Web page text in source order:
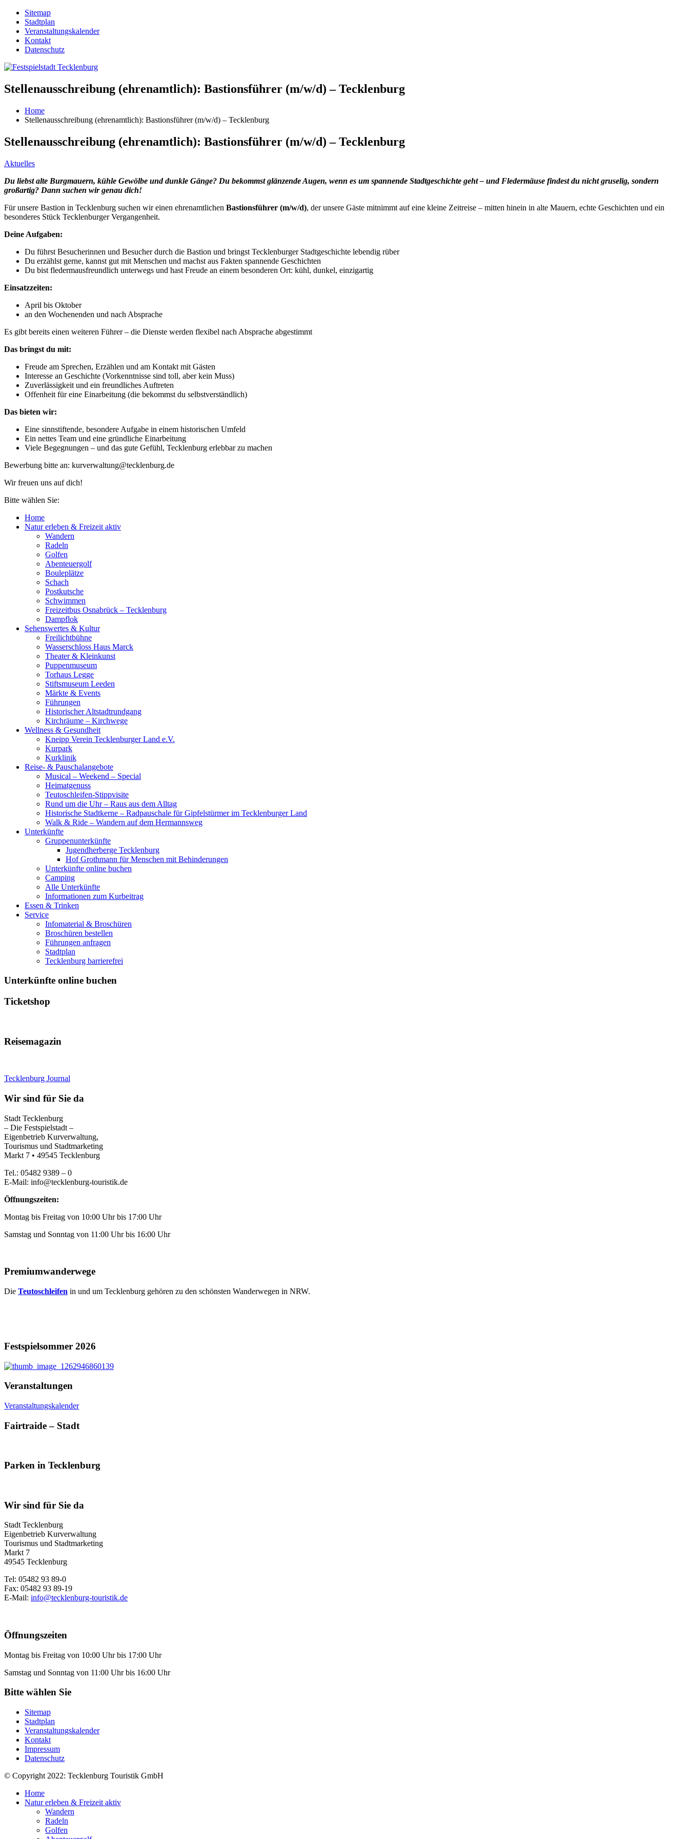
Sitemap
Stadtplan
Veranstaltungskalender
Kontakt
Datenschutz
Stellenausschreibung (ehrenamtlich): Bastionsführer (m/w/d) – Tecklenburg
Home
Stellenausschreibung (ehrenamtlich): Bastionsführer (m/w/d) – Tecklenburg
Stellenausschreibung (ehrenamtlich): Bastionsführer (m/w/d) – Tecklenburg
Aktuelles
Du liebst alte Burgmauern, kühle Gewölbe und dunkle Gänge? Du bekommst glänzende Augen, wenn es um spannende Stadtgeschichte geht – und Fledermäuse findest du nicht gruselig, sondern
großartig? Dann suchen wir genau dich!
Für unsere Bastion in Tecklenburg suchen wir einen ehrenamtlichen Bastionsführer (m/w/d), der unsere Gäste mitnimmt auf eine kleine Zeitreise – mitten hinein in alte Mauern, echte Geschichten und ein
besonderes Stück Tecklenburger Vergangenheit.
Deine Aufgaben:
Du führst Besucherinnen und Besucher durch die Bastion und bringst Tecklenburger Stadtgeschichte lebendig rüber
Du erzählst gerne, kannst gut mit Menschen und machst aus Fakten spannende Geschichten
Du bist fledermausfreundlich unterwegs und hast Freude an einem besonderen Ort: kühl, dunkel, einzigartig
Einsatzzeiten:
April bis Oktober
an den Wochenenden und nach Absprache
Es gibt bereits einen weiteren Führer – die Dienste werden flexibel nach Absprache abgestimmt
Das bringst du mit:
Freude am Sprechen, Erzählen und am Kontakt mit Gästen
Interesse an Geschichte (Vorkenntnisse sind toll, aber kein Muss)
Zuverlässigkeit und ein freundliches Auftreten
Offenheit für eine Einarbeitung (die bekommst du selbstverständlich)
Das bieten wir:
Eine sinnstiftende, besondere Aufgabe in einem historischen Umfeld
Ein nettes Team und eine gründliche Einarbeitung
Viele Begegnungen – und das gute Gefühl, Tecklenburg erlebbar zu machen
Bewerbung bitte an: kurverwaltung@tecklenburg.de
Wir freuen uns auf dich!
Bitte wählen Sie:
Home
Natur erleben & Freizeit aktiv
Wandern
Radeln
Golfen
Abenteuergolf
Bouleplätze
Schach
Postkutsche
Schwimmen
Freizeitbus Osnabrück – Tecklenburg
Dampflok
Sehenswertes & Kultur
Freilichtbühne
Wasserschloss Haus Marck
Theater & Kleinkunst
Puppenmuseum
Torhaus Legge
Stiftsmuseum Leeden
Märkte & Events
Führungen
Historischer Altstadtrundgang
Kirchräume – Kirchwege
Wellness & Gesundheit
Kneipp Verein Tecklenburger Land e.V.
Kurpark
Kurklinik
Reise- & Pauschalangebote
Musical – Weekend – Special
Heimatgenuss
Teutoschleifen-Stippvisite
Rund um die Uhr – Raus aus dem Alltag
Historische Stadtkerne – Radpauschale für Gipfelstürmer im Tecklenburger Land
Walk & Ride – Wandern auf dem Hermannsweg
Unterkünfte
Gruppenunterkünfte
Jugendherberge Tecklenburg
Hof Grothmann für Menschen mit Behinderungen
Unterkünfte online buchen
Camping
Alle Unterkünfte
Informationen zum Kurbeitrag
Essen & Trinken
Service
Infomaterial & Broschüren
Broschüren bestellen
Führungen anfragen
Stadtplan
Tecklenburg barrierefrei
Unterkünfte online buchen
Ticketshop
Reisemagazin
Tecklenburg Journal
Wir sind für Sie da
Stadt Tecklenburg
– Die Festspielstadt –
Eigenbetrieb Kurverwaltung,
Tourismus und Stadtmarketing
Markt 7 • 49545 Tecklenburg
Tel.: 05482 9389 – 0
E-Mail: info@tecklenburg-touristik.de
Öffnungszeiten:
Montag bis Freitag von 10:00 Uhr bis 17:00 Uhr
Samstag und Sonntag von 11:00 Uhr bis 16:00 Uhr
Premiumwanderwege
Die Teutoschleifen in und um Tecklenburg gehören zu den schönsten Wanderwegen in NRW.
Festspielsommer 2026
Veranstaltungen
Veranstaltungskalender
Fairtraide – Stadt
Parken in Tecklenburg
Wir sind für Sie da
Stadt Tecklenburg
Eigenbetrieb Kurverwaltung
Tourismus und Stadtmarketing
Markt 7
49545 Tecklenburg
Tel: 05482 93 89-0
Fax: 05482 93 89-19
E-Mail: info@tecklenburg-touristik.de
Öffnungszeiten
Montag bis Freitag von 10:00 Uhr bis 17:00 Uhr
Samstag und Sonntag von 11:00 Uhr bis 16:00 Uhr
Bitte wählen Sie
Sitemap
Stadtplan
Veranstaltungskalender
Kontakt
Impressum
Datenschutz
© Copyright 2022: Tecklenburg Touristik GmbH
Home
Natur erleben & Freizeit aktiv
Wandern
Radeln
Golfen